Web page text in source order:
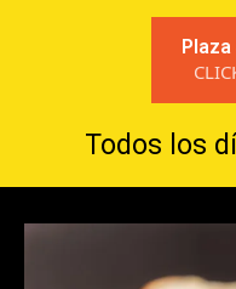
Plaza
Todos los